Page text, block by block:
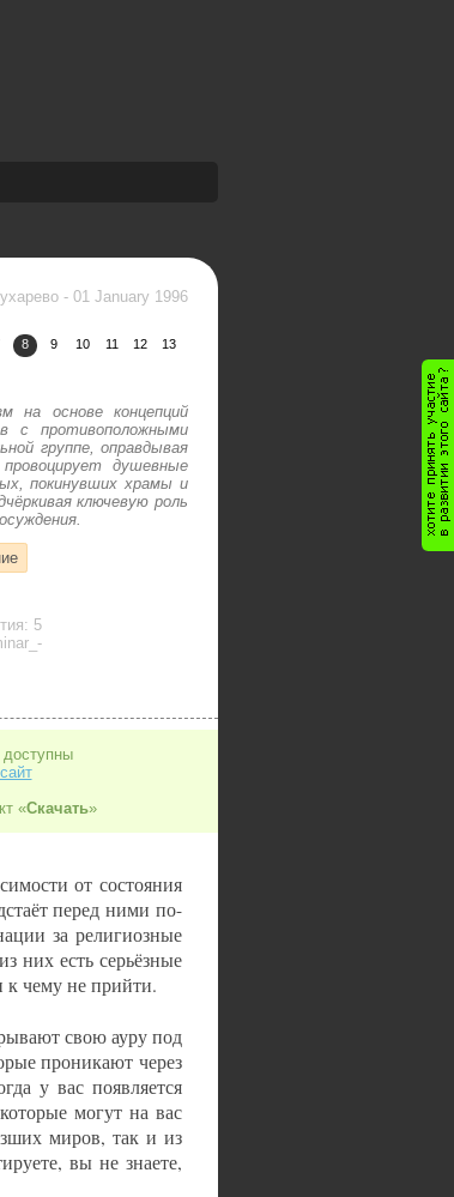
- 01 January 1996
8 9 10 11 12
13
на основе концепций
с противоположными
группе, оправдывая
душевные
покинувших храмы и
ключевую роль
5
доступны
«Скачать»
от состояния
перед ними по-
за религиозные
них есть серьёзные
к чему не прийти.
свою ауру под
проникают через
у вас появляется
могут на вас
миров, так и из
вы не знаете,